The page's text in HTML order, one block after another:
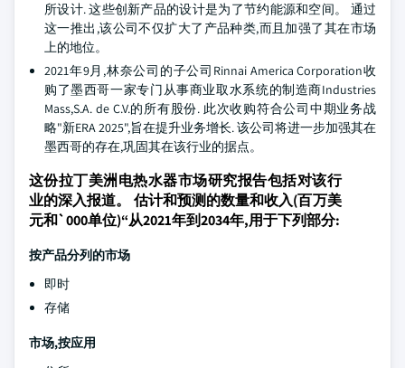
所设计. 这些创新产品的设计是为了节约能源和空间。 通过
这一推出,该公司不仅扩大了产品种类,而且加强了其在市场
上的地位。
2021年9月,林奈公司的子公司Rinnai America Corporation收
购了墨西哥一家专门从事商业取水系统的制造商Industries
Mass,S.A. de C.V.的所有股份. 此次收购符合公司中期业务战
略"新ERA 2025",旨在提升业务增长. 该公司将进一步加强其在
墨西哥的存在,巩固其在该行业的据点。
这份拉丁美洲电热水器市场研究报告包括对该行
业的深入报道。 估计和预测的数量和收入(百万美
元和`000单位)“从2021年到2034年,用于下列部分:
按产品分列的市场
即时
存储
市场,按应用